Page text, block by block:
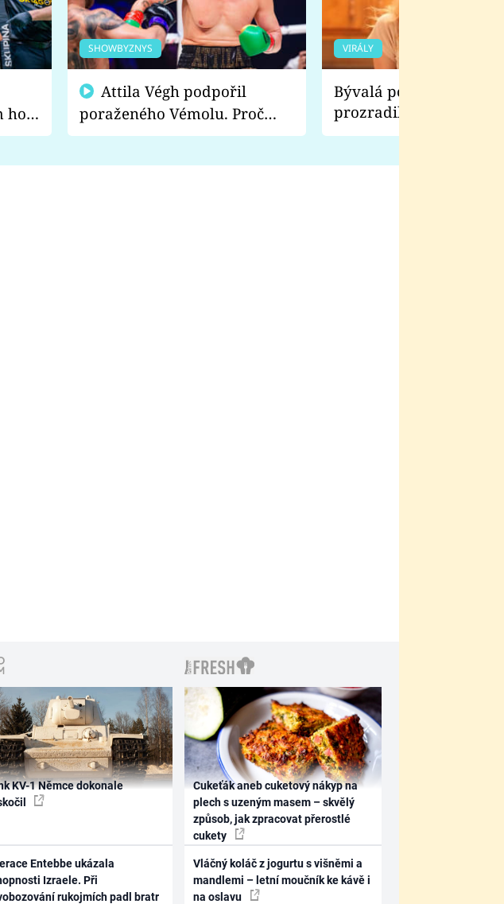
ho
SHOWBYZNYS
poraženého Vémolu. Proč
chce raději zápasit s ním než
VIRÁLY
Bývalá pornoherečka
prozradila, co ji
natáčení Euforie.
KV-1 Němce dokonale
Entebbe ukázala
Izraele. Při
rukojmích padl bratr
Cukeťák aneb cuketový nákyp na
plech s uzeným masem – skvělý
způsob, jak zpracovat přerostlé
cukety
Vláčný koláč z jogurtu s višněmi a
mandlemi – letní moučník ke kávě i
na oslavu